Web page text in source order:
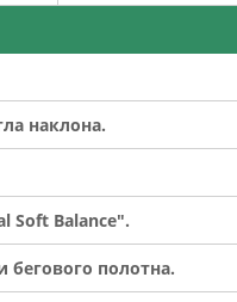
наклона.
Soft Вalance".
бегового полотна.